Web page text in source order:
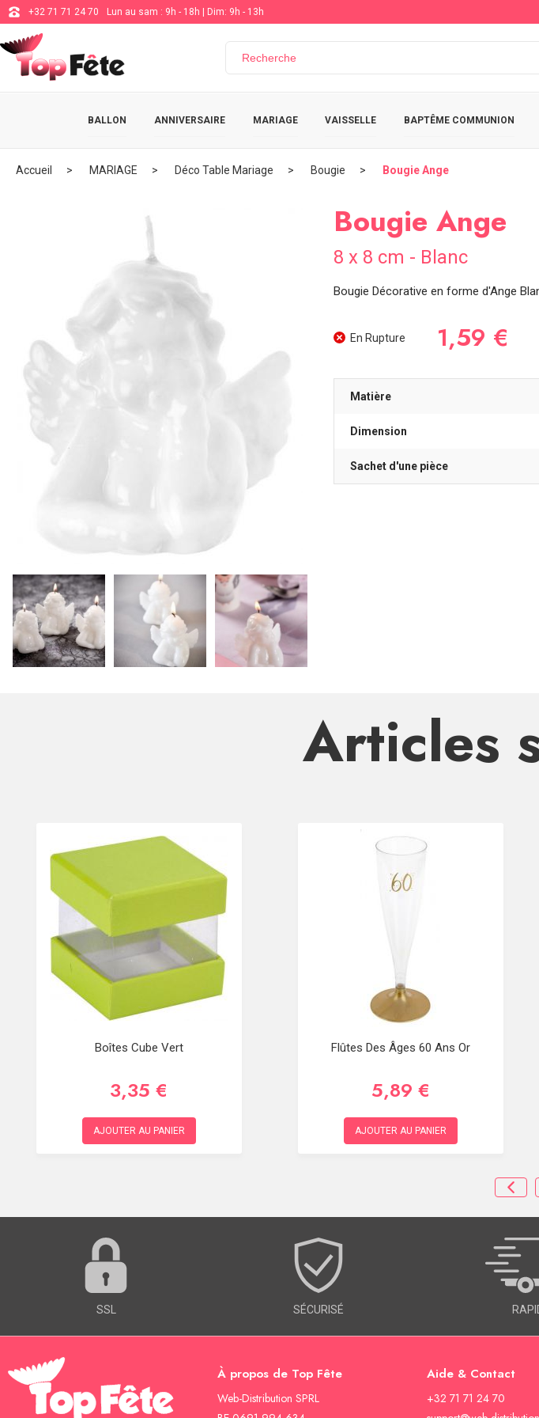
+32 71 71 24 70 Lun au sam : 9h - 18h | Dim: 9h - 13h
BALLON ANNIVERSAIRE MARIAGE VAISSELLE BAPTÊME COMMUNION
Accueil MARIAGE Déco Table Mariage Bougie Bougie Ange
Bougie Ange
8 x 8 cm - Blanc
Bougie Décorative en forme d'Ange
En Rupture 1,59 €
Matière
Dimension
Sachet d'une pièce
Articles
Boîtes Cube Vert
3,35 €
AJOUTER AU PANIER
Flûtes Des Âges 60 Ans Or
5,89 €
AJOUTER AU PANIER
SSL SÉCURISÉ
À propos de Top Fête
Web-Distribution SPRL
Aide & Contact
+32 71 71 24 70